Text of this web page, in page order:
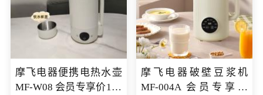
摩飞电器便携电热水壶
MF-W08 会员专享价198
摩飞电器破壁豆浆机
MF-004A 会员专享价